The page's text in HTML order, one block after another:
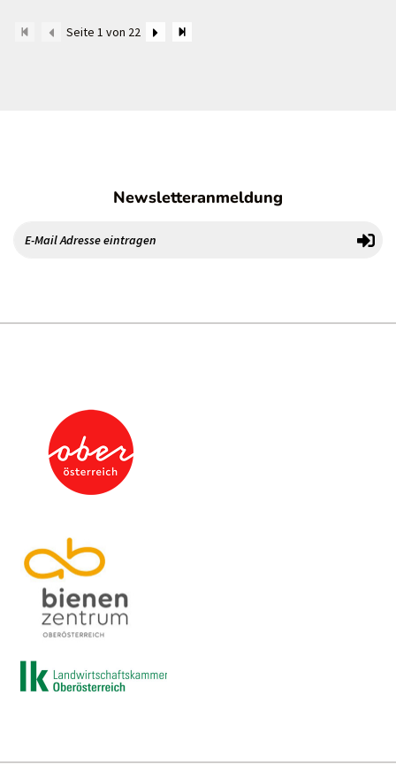
Seite 1 von 22
Newsletteranmeldung